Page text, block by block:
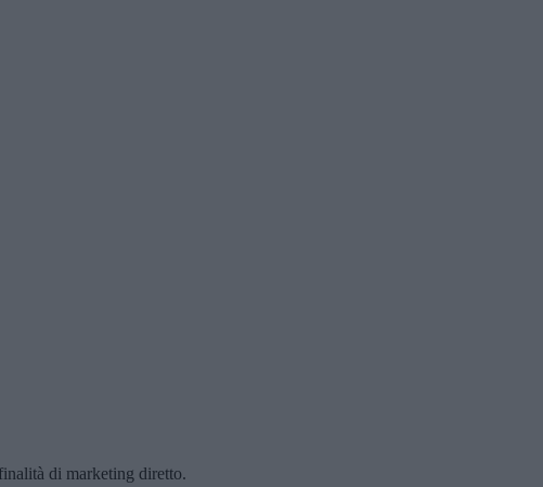
di marketing diretto.